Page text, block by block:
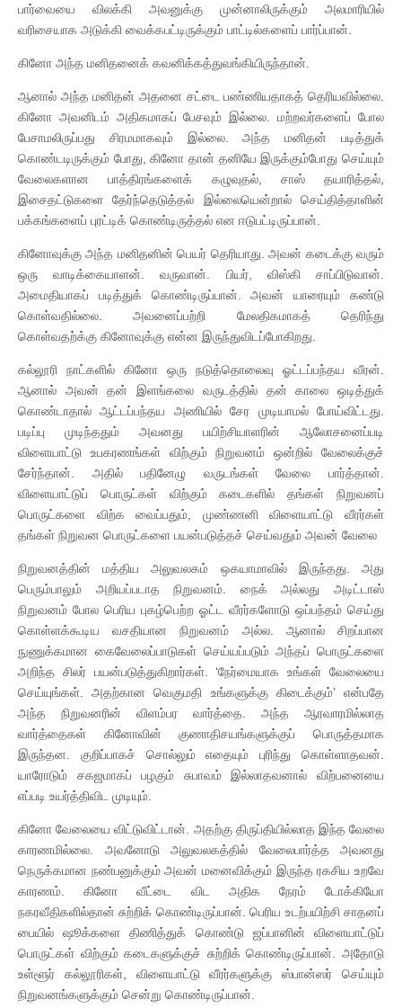
பார்வையை விலக்கி அவனுக்கு முன்னாலிருக்கும் அலமாரியில்
வரிசையாக அடுக்கி வைக்கபட்டிருக்கும் பாட்டில்களைப் பார்ப்பான்.
கினோ அந்த மனிதனைக் கவனிக்கத்துவங்கியிருந்தான்.
ஆனால் அந்த மனிதன் அதனை சட்டை பண்ணியதாகத் தெரியவில்லை.
கினோ அவனிடம் அதிகமாகப் பேசவும் இல்லை. மற்றவர்களைப் போல
பேசாமலிருப்பது சிரமமாகவும் இல்லை. அந்த மனிதன் படித்துக்
கொண்டடிருக்கும் போது, கினோ தான் தனியே இருக்கும்போது செய்யும்
வேலைகளான பாத்திரங்களைக் கழுவுதல், சாஸ் தயாரித்தல்,
இசைதட்டுகளை தேர்ந்தெடுத்தல் இல்லையென்றால் செய்தித்தாளின்
பக்கங்களைப் புரட்டிக் கொண்டிருத்தல் என ஈடுபட்டிருப்பான்.
கினோவுக்கு அந்த மனிதனின் பெயர் தெரியாது. அவன் கடைக்கு வரும்
ஒரு வாடிக்கையாளன். வருவான். பியர், விஸ்கி சாப்பிடுவான்.
அமைதியாகப் படித்துக் கொண்டிருப்பான். அவன் யாரையும் கண்டு
கொள்வதில்லை. அவனைப்பற்றி மேலதிகமாகத் தெரிந்து
கொள்வதற்க்கு கினோவுக்கு என்ன இருந்துவிடப்போகிறது.
கல்லூரி நாட்களில் கினோ ஒரு நடுத்தொலைவு ஓட்டப்பந்தய வீரன்.
ஆனால் அவன் தன் இளங்கலை வருடத்தில் தன் காலை ஒடித்துக்
கொண்டாதால் ஆட்டப்பந்தய அணியில் சேர முடியாமல் போய்விட்டது.
படிப்பு முடிந்ததும் அவனது பயிற்சியாளரின் ஆலோசனைப்படி
விளையாட்டு உபகரணங்கள் விற்கும் நிறுவனம் ஒன்றில் வேலைக்குச்
சேர்ந்தான். அதில் பதினேழு வருடங்கள் வேலை பார்த்தான்.
விளையாட்டுப் பொருட்கள் விற்கும் கடைகளில் தங்கள் நிறுவனப்
பொருட்களை விற்க வைப்பதும், முண்ணனி விளையாட்டு வீரர்கள்
தங்கள் நிறுவன பொருட்களை பயன்படுத்தச் செய்வதும் அவன் வேலை
நிறுவனத்தின் மத்திய அலுவலகம் ஒகயாமாவில் இருந்தது. அது
பெரும்பாலும் அறியப்படாத நிறுவனம். நைக் அல்லது அடிட்டாஸ்
நிறுவனம் போல பெரிய புகழ்பெற்ற ஓட்ட வீரர்களோடு ஒப்பந்தம் செய்து
கொள்ளக்கூடிய வசதியான நிறுவனம் அல்ல. ஆனால் சிறப்பான
நுணுக்கமான கைவேலைப்பாடுகள் செய்யப்படும் அந்தப் பொருட்களை
அறிந்த சிலர் பயன்படுத்துகிறார்கள். ‘நேர்மையாக உங்கள் வேலையை
செய்யுங்கள். அதற்கான வெகுமதி உங்களுக்கு கிடைக்கும்’ என்பதே
அந்த நிறுவனரின் விளம்பர வார்த்தை. அந்த ஆரவாரமில்லாத
வார்த்தைகள் கினோவின் குணாதிசயங்களுக்குப் பொருத்தமாக
இருந்தன. குறிப்பாகச் சொல்லும் எதையும் புரிந்து கொள்ளாதவன்.
யாரோடும் சகஜமாகப் பழகும் சுபாவம் இல்லாதவனால் விற்பனையை
எப்படி உயர்த்திவிட முடியும்.
கினோ வேலையை விட்டுவிட்டான். அதற்கு திருப்தியில்லாத இந்த வேலை
காரணமில்லை. அவனோடு அலுவலகத்தில் வேலைபார்த்த அவனது
நெருக்கமான நண்பனுக்கும் அவன் மனைவிக்கும் இருந்த ரகசிய உறவே
காரணம். கினோ வீட்டை விட அதிக நேரம் டோக்கியோ
நகரவீதிகளில்தான் சுற்றிக் கொண்டிருப்பான். பெரிய உடற்பயிற்சி சாதனப்
பையில் ஷூக்களை திணித்துக் கொண்டு ஜப்பானின் விளையாட்டுப்
பொருட்கள் விற்கும் கடைகளுக்குச் சுற்றிக் கொண்டிருப்பான். அதோடு
உள்ளூர் கல்லூரிகள், விளையாட்டு வீரர்களுக்கு ஸ்பான்ஸர் செய்யும்
நிறுவனங்களுக்கும் சென்று கொண்டிருப்பான்.